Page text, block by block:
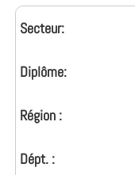
Secteur:
Diplôme:
Région :
Dépt. :